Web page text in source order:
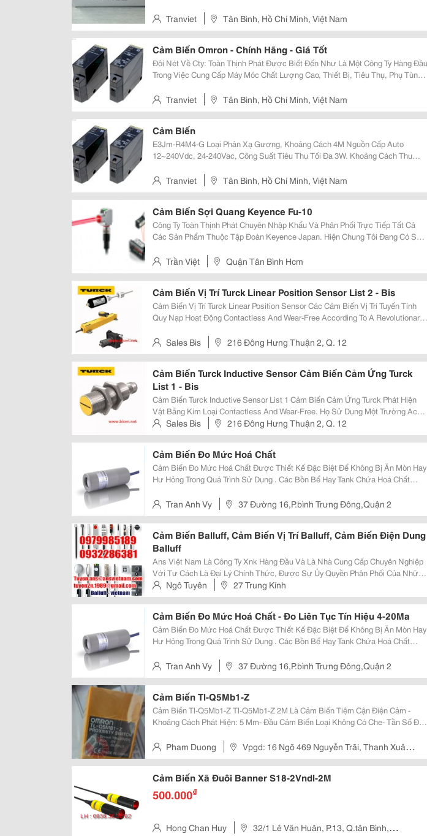
Các Sản Phẩm Chính Hãng , Giá Tố
Tranviet Tân Bình, Hồ Chí Minh, Việt Nam
Cảm Biến Omron - Chính Hãng - Giá Tốt
Đôi Nét Về Cty: Toàn Thịnh Phát Được Biết Đến Như Là Một Công Ty Hàng Đầu
Trong Việc Cung Cấp Máy Móc Chất Lượng Cao, Thiết Bị, Tiêu Thụ, Phụ Tùng
Hào Mang Đến Dịch Vụ - Gi
Tranviet Tân Bình, Hồ Chí Minh, Việt Nam
Cảm Biến
E3Jm-R4M4-G Loại Phản Xạ Gương, Khoảng Cách 4M Nguồn Cấp Auto
12~240Vdc, 24-240Vac, Công Suất Tiêu Thụ Tối Đa 3W. Khoảng Cách Thu
On/Dark-On Lựa Chọn, Nhiệt Độ Làm Việc -
Tranviet Tân Bình, Hồ Chí Minh, Việt Nam
Cảm Biến Sợi Quang Keyence Fu-10
Công Ty Toàn Thịnh Phát Chuyên Nhập Khẩu Và Phân Phối Trực Tiếp Tất Cả
Các Sản Phẩm Thuộc Tập Đoàn Keyence Japan. Hiện Chung Tôi Đang Có Sẵn
-15, Fu -16, Fu - 16Z, Fu -18, Fu
Trần Việt Quận Tân Bình Hcm
Cảm Biến Vị Trí Turck Linear Position Sensor List 2 - Bis
Cảm Biến Vị Trí Turck Linear Position Sensor Các Cảm Biến Vị Trí Tuyến Tính
Quy Nạp Hoạt Động Contactless And Wear-Free According To A Revolutionary
Châm Định Vị
Sales Bis 216 Đông Hưng Thuận 2, Q. 12
Cảm Biến Turck Inductive Sensor Cảm Biến Cảm Ứng Turck
List 1 - Bis
Cảm Biến Turck Inductive Sensor List 1 Cảm Biến Cảm Ứng Turck Phát Hiện
Vật Bằng Kim Loại Contactless And Wear-Free. Họ Sử Dụng Một Trường Ac
Điện Từ Tần Số Cao Mà Tương Tác Với Các Mục Tiêu. Điểm Mạnh Là Độ Bền
Rất Lớn, Độ Tin Cậy, Tầ
Sales Bis 216 Đông Hưng Thuận 2, Q. 12
Cảm Biến Đo Mức Hoá Chất
Cảm Biến Đo Mức Hoá Chất Được Thiết Kế Đặc Biệt Để Không Bị Ăn Mòn Hay
Hư Hỏng Trong Quá Trình Sử Dụng . Các Bồn Bể Hay Tank Chứa Hoá Chất
Mức Trong Các Tank Chứa Liệu Thường Đo Bằng
Tran Anh Vy 37 Đường 16,P.bình Trưng Đông,Quận 2
Cảm Biến Balluff, Cảm Biến Vị Trí Balluff, Cảm Biến Điện Dung
Balluff
Ans Việt Nam Là Công Ty Xnk Hàng Đầu Và Là Nhà Cung Cấp Chuyên Nghiệp
Với Tư Cách Là Đại Lý Chính Thức, Được Sự Ủy Quyền Phân Phối Của Những
Thương Hiệu Hàng Đầu Và Uy Tín Trên Khắp Thế Giới Như: Balluff Vietnam ,
Baumer Vietnam , Bei Encoder Vietnam
Ngô Tuyên 27 Trung Kính
Cảm Biến Đo Mức Hoá Chất - Đo Liên Tục Tín Hiệu 4-20Ma
Cảm Biến Đo Mức Hoá Chất Được Thiết Kế Đặc Biệt Để Không Bị Ăn Mòn Hay
Hư Hỏng Trong Quá Trình Sử Dụng . Các Bồn Bể Hay Tank Chứa Hoá Chất
Mức Trong Các Tank Chứa Liệu Thường Đo Bằng
Tran Anh Vy 37 Đường 16,P.bình Trưng Đông,Quận 2
Cảm Biến Tl-Q5Mb1-Z
Cảm Biến Tl-Q5Mb1-Z Tl-Q5Mb1-Z 2M Là Cảm Biến Tiệm Cận Điện Cảm -
Khoảng Cách Phát Hiện: 5 Mm- Đầu Cảm Biến Loại Không Có Che- Tần Số Đáp
3-Wire- Điều Khiển Ngõ Ra: Dòng 0-
Pham Duong
Vpgd: 16 Ngõ 469 Nguyễn Trãi, Thanh Xuân -
Trụ Sở: Sn27, Tổ 10, Phúc Lợi, Long Biên
Cảm Biến Xã Đuôi Banner S18-2Vndl-2M
500.000₫
Hong Chan Huy
32/1 Lê Văn Huân, P.13, Q.tân Bình,